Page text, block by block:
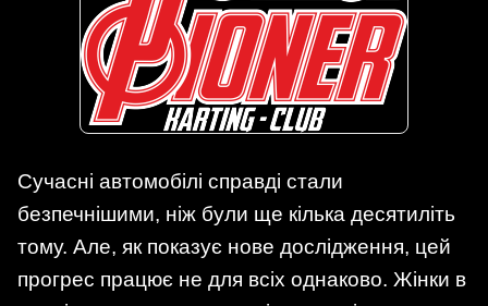
Сучасні автомобілі справді стали
безпечнішими, ніж були ще кілька десятиліть
тому. Але, як показує нове дослідження, цей
прогрес працює не для всіх однаково. Жінки в